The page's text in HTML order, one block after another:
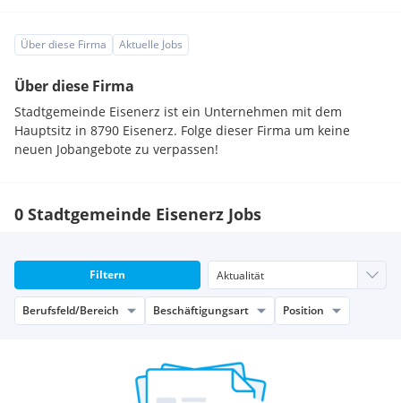
Über diese Firma Aktuelle Jobs
Über diese Firma
Stadtgemeinde Eisenerz ist ein Unternehmen mit dem
Hauptsitz in 8790 Eisenerz. Folge dieser Firma um keine
neuen Jobangebote zu verpassen!
0 Stadtgemeinde Eisenerz Jobs
Filtern
Berufsfeld/Bereich Beschäftigungsart Position